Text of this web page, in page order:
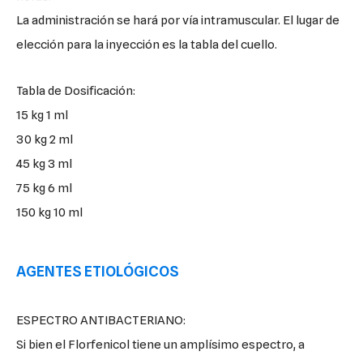
La administración se hará por vía intramuscular. El lugar de
elección para la inyección es la tabla del cuello.
Tabla de Dosificación:
15 kg 1 ml
30 kg 2 ml
45 kg 3 ml
75 kg 6 ml
150 kg 10 ml
AGENTES ETIOLÓGICOS
ESPECTRO ANTIBACTERIANO:
Si bien el Florfenicol tiene un amplísimo espectro, a